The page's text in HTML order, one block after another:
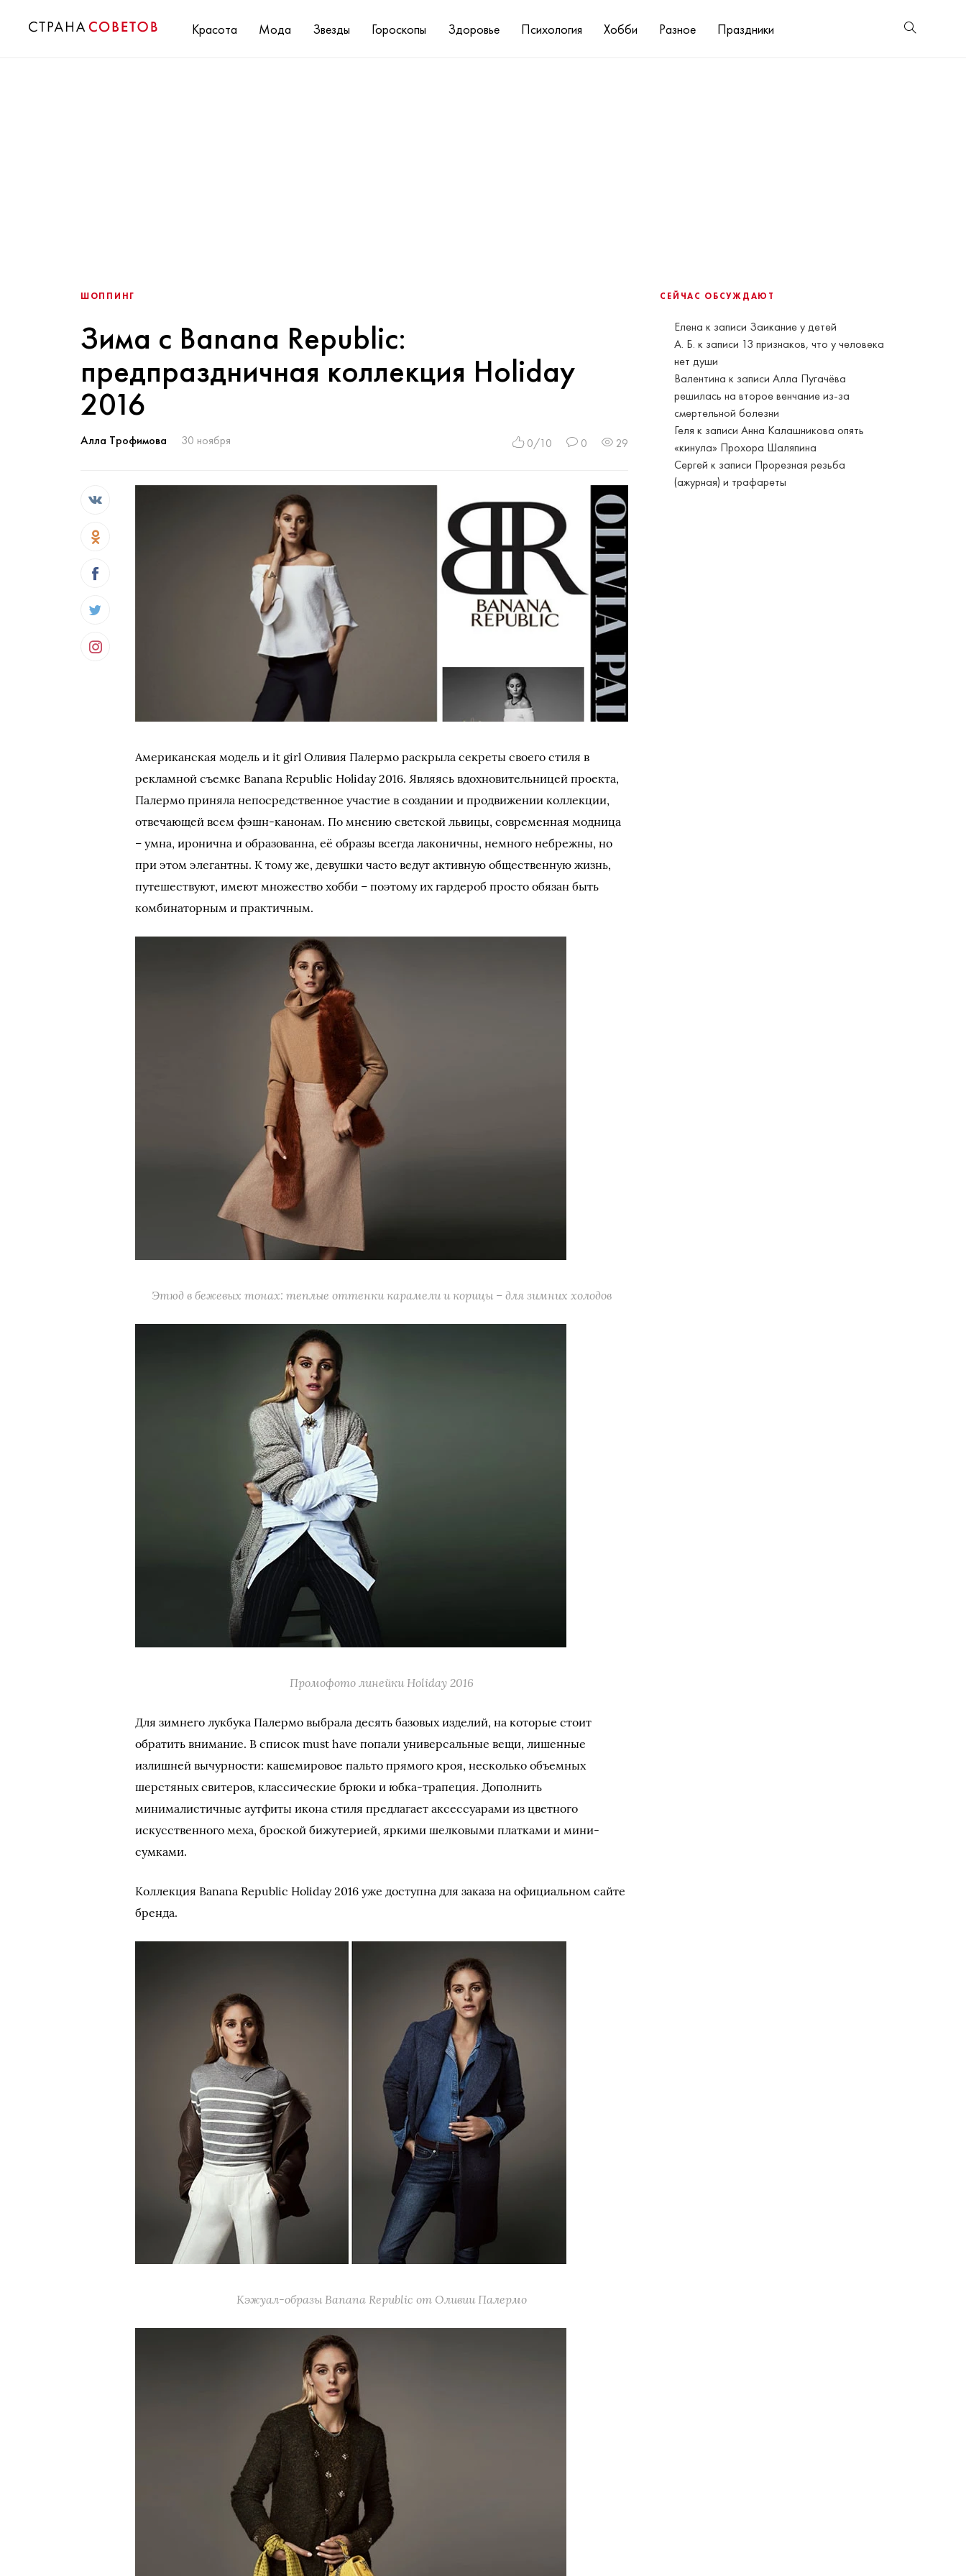
Красота Мода Звезды Гороскопы Здоровье Психология Хобби Разное Праздники
СЕЙЧАС ОБСУЖДАЮТ
Елена к записи Заикание у детей
А. Б. к записи 13 признаков, что у человека
нет души
Валентина к записиАлла Пугачёва
решилась на второе венчание из-за
смертельной болезни
Геля к записиАнна Калашникова опять
«кинула» Прохора Шаляпина
Сергей к записи Прорезная резьба
(ажурная) и трафареты
ШОППИНГ
Зима с Banana Republic:
предпраздничная коллекция Holiday
2016
Алла Трофимова 30 ноября 0/10 0 29
Американская модель и it girl Оливия Палермо раскрыла секреты своего стиля в
рекламной съемке Banana Republic Holiday 2016. Являясь вдохновительницей проекта,
Палермо приняла непосредственное участие в создании и продвижении коллекции,
отвечающей всем фэшн-канонам. По мнению светской львицы, современная модница
– умна, иронична и образованна, её образы всегда лаконичны, немного небрежны, но
при этом элегантны. К тому же, девушки часто ведут активную общественную жизнь,
путешествуют, имеют множество хобби – поэтому их гардероб просто обязан быть
комбинаторным и практичным.
Этюд в бежевых тонах: теплые оттенки карамели и корицы – для зимних холодов
Промофото линейки Holiday 2016
Для зимнего лукбука Палермо выбрала десять базовых изделий, на которые стоит
обратить внимание. В список must have попали универсальные вещи, лишенные
излишней вычурности: кашемировое пальто прямого кроя, несколько объемных
шерстяных свитеров, классические брюки и юбка-трапеция. Дополнить
минималистичные аутфиты икона стиля предлагает аксессуарами из цветного
искусственного меха, броской бижутерией, яркими шелковыми платками и мини-
сумками.
Коллекция Banana Republic Holiday 2016 уже доступна для заказа на официальном сайте
бренда.
Кэжуал-образы Banana Republic от Оливии Палермо